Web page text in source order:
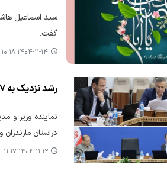
سید اسماعیل
گفت.
۱۴۰۴-۱۱-۱۴ ۱۰:۱۸
رشد نزدیک به ۲۷ درصدی وصول درآمدهای عمومی دراستان مازندران
دراستان مازندران وصول
۱۴۰۴-۱۱-۱۲ ۱۱:۱۷